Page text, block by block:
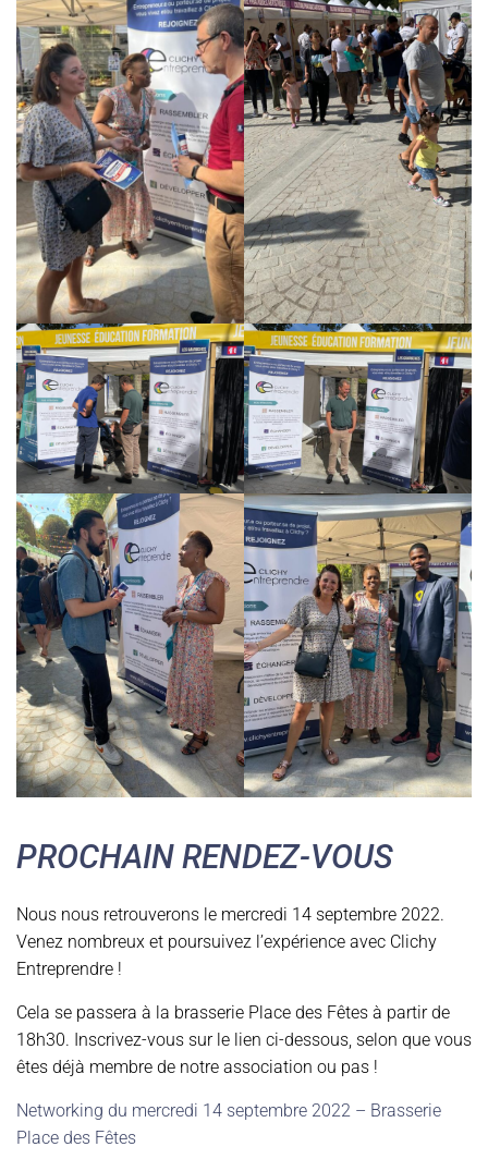
PROCHAIN RENDEZ-VOUS
Nous nous retrouverons le mercredi 14 septembre 2022.
Venez nombreux et poursuivez l’expérience avec Clichy
Entreprendre !
Cela se passera à la brasserie Place des Fêtes à partir de
18h30. Inscrivez-vous sur le lien ci-dessous, selon que vous
êtes déjà membre de notre association ou pas !
Networking du mercredi 14 septembre 2022 – Brasserie
Place des Fêtes